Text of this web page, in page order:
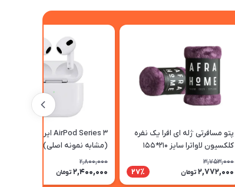
پتو مسافرتی ژله ای افرا یک نفره
کلکسیون لاواترا سایز 210*155
سانتی متر رنگ بوهو آرسنیک
3,753,000
2,772,000 تومان 27٪
(مشابه نمونه اصلی)
2,800,000
2,400,000 تومان